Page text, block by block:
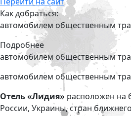
Как добраться:
автомобилем общественным
Подробнее
автомобилем общественным
автомобилем общественным
Отель «Лидия» расположен на
России, Украины, cтран